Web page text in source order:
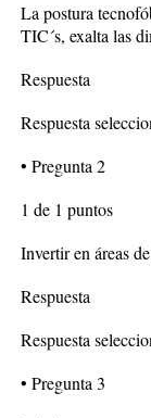
La postura
TIC´s, exalta las
Respuesta
Respuesta
• Pregunta 2
1 de 1 puntos
Invertir en áreas
Respuesta
Respuesta
• Pregunta 3